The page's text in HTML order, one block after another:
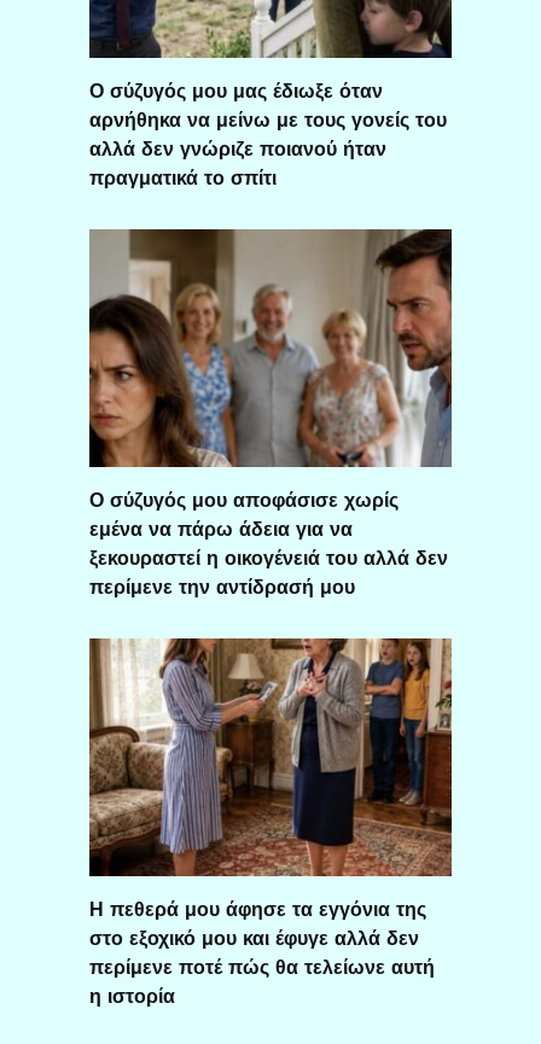
Ο σύζυγός μου μας έδιωξε όταν
αρνήθηκα να μείνω με τους γονείς του
αλλά δεν γνώριζε ποιανού ήταν
πραγματικά το σπίτι
Ο σύζυγός μου αποφάσισε χωρίς
εμένα να πάρω άδεια για να
ξεκουραστεί η οικογένειά του αλλά δεν
περίμενε την αντίδρασή μου
Η πεθερά μου άφησε τα εγγόνια της
στο εξοχικό μου και έφυγε αλλά δεν
περίμενε ποτέ πώς θα τελείωνε αυτή
η ιστορία